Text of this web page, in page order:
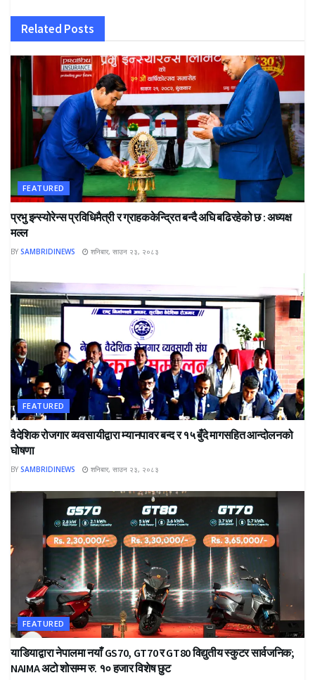
Related Posts
FEATURED
प्रभु इन्स्योरेन्स प्रविधिमैत्री र ग्राहककेन्द्रित बन्दै अघि बढिरहेको छ : अध्यक्ष
मल्ल
BY SAMBRIDINEWS शनिबार, साउन २३, २०८३
FEATURED
वैदेशिक रोजगार व्यवसायीद्वारा म्यानपावर बन्द र १५ बुँदे मागसहित आन्दोलनको
घोषणा
BY SAMBRIDINEWS शनिबार, साउन २३, २०८३
FEATURED
याडियाद्वारा नेपालमा नयाँ GS70, GT70 र GT80 विद्युतीय स्कुटर सार्वजनिक;
NAIMA अटो शोसम्म रु. १० हजार विशेष छुट